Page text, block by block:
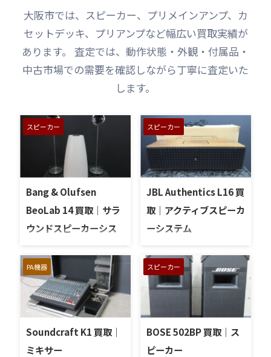
大阪市では、スピーカー、プリメインアンプ、カ
セットデッキ、プリアンプなど幅広い買取実績が
あります。 査定では、動作状態・外観・付属品・
中古市場での需要を確認しながら丁寧に査定いた
します。
スピーカー
Bang & Olufsen
BeoLab 14 買取｜サラ
ウンドスピーカーシス
テムを大阪府大阪市で
買取しました
大阪府大阪市で、Bang &
Olufsenのサラウンドスピ
ーカーシステム「BeoLab
14」を出張買取させていた
だきました。今回のお品物
は、サブウーファーとサテ
スピーカー
JBL Authentics L16 買
取｜アクティブスピーカ
ーシステム
大阪府大阪市よりJBL
Authentic L16 を高価買い取
りさせていただきました。
JBLは、アメリカを代表する
スピーカーブランドとして
知られ、長年にわたり家庭
品を展開しています。力強
さと躍動感のあるサウンド
PA機器
Soundcraft K1 買取｜
ミキサー
スピーカー
BOSE 502BP 買取｜ス
ピーカー